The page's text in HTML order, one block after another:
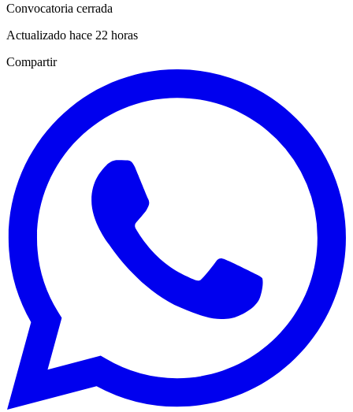
Convocatoria cerrada
Actualizado hace 22 horas
Compartir